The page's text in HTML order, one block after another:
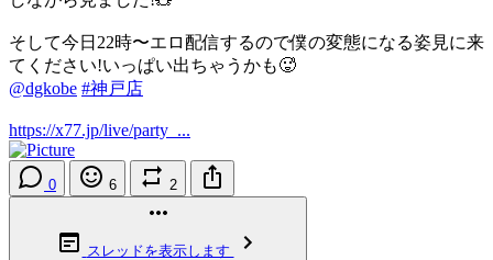
そして今日22時〜エロ配信するので僕の変態になる姿見に来
てください!いっぱい出ちゃうかも🥵
@dgkobe #神戸店
https://x77.jp/live/party_...
0 6 2
スレッドを表示します